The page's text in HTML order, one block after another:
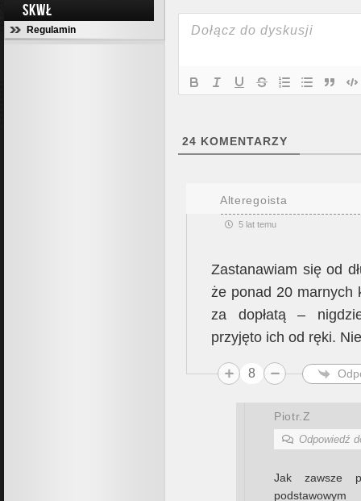
SKWŁ
Regulamin
24 KOMENTARZY
Alteregoista
5 lat temu
Zastanawiam się od
że ponad 20 marnych
za dopłatą –
przyjęto ich od ręki.
8
Piotr.Z
Odpowiedź
Jak zawsze